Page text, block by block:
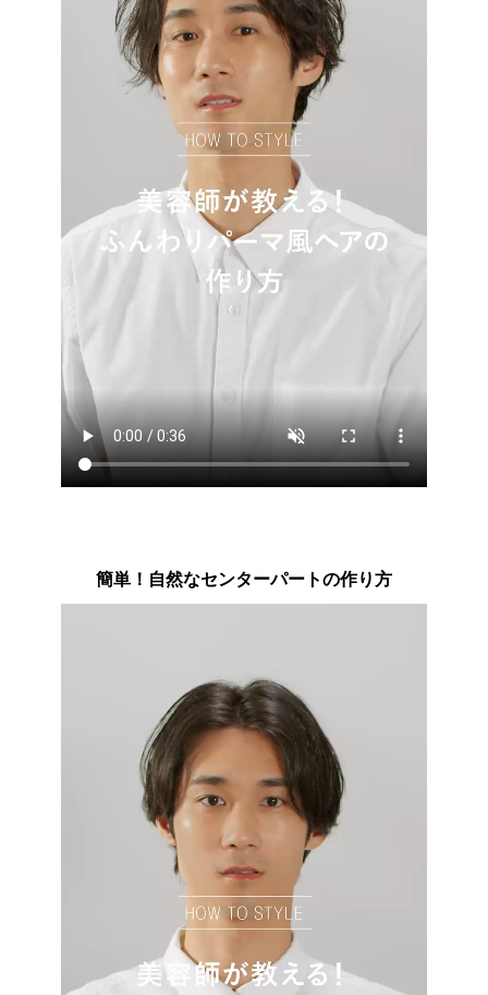
簡単！自然なセンターパートの作り方